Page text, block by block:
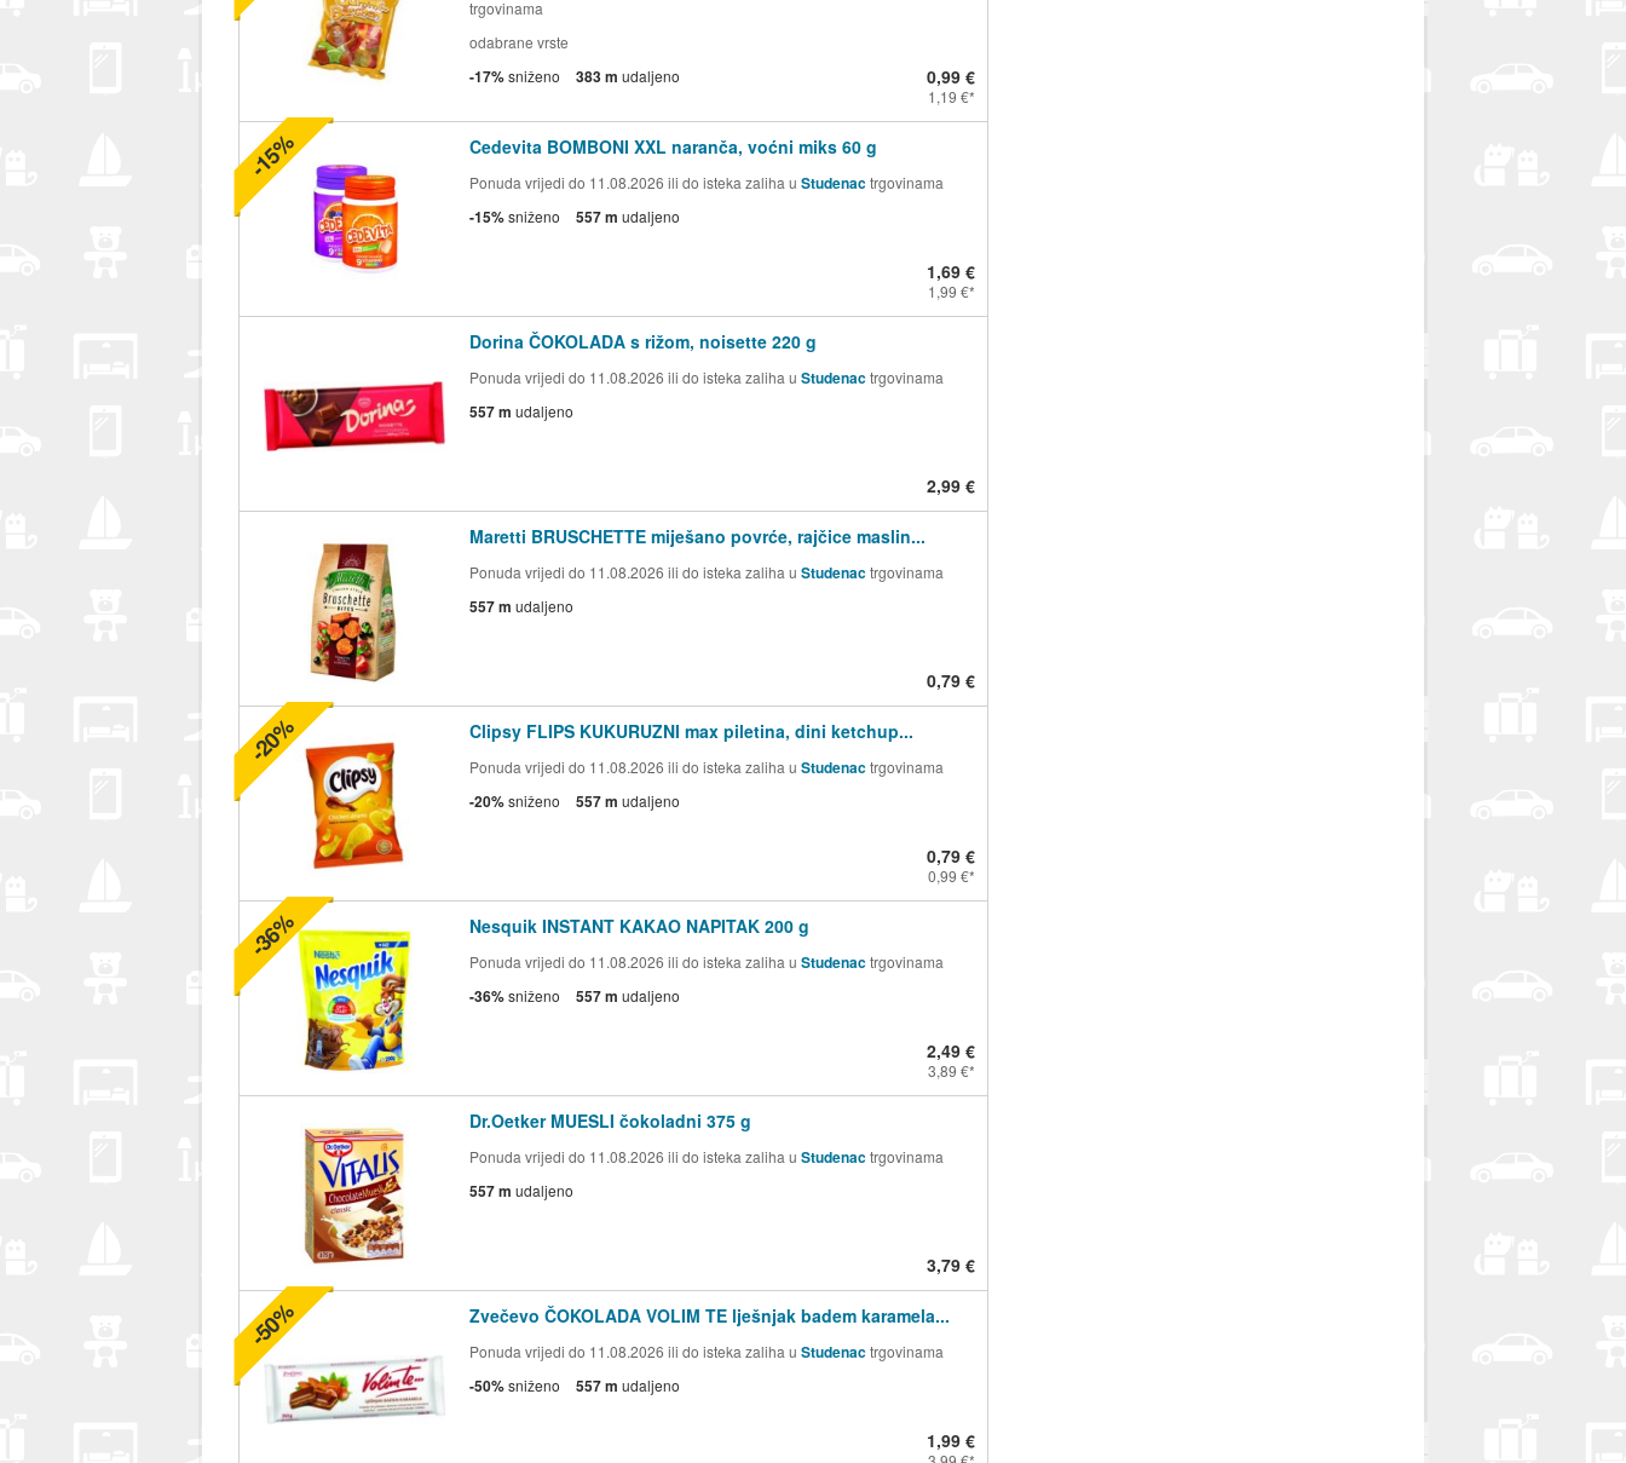
trgovinama
odabrane vrste
-17%sniženo 383 m udaljeno 0,99 €
1,19 €
Cedevita BOMBONI XXL naranča, voćni miks 60 g
Ponuda vrijedi do 11.08.2026 ili do isteka zaliha u Studenactrgovinama
-15%sniženo 557 m udaljeno
1,69 €
1,99 €
-15%
Dorina ČOKOLADA s rižom, noisette 220 g
Ponuda vrijedi do 11.08.2026 ili do isteka zaliha u Studenactrgovinama
557 m udaljeno
2,99 €
Maretti BRUSCHETTE miješano povrće, rajčice maslin...
Ponuda vrijedi do 11.08.2026 ili do isteka zaliha u Studenactrgovinama
557 m udaljeno
0,79 €
Clipsy FLIPS KUKURUZNI max piletina, dini ketchup...
Ponuda vrijedi do 11.08.2026 ili do isteka zaliha u Studenactrgovinama
-20%sniženo 557 m udaljeno
0,79 €
0,99 €
-20%
Nesquik INSTANT KAKAO NAPITAK 200 g
Ponuda vrijedi do 11.08.2026 ili do isteka zaliha u Studenactrgovinama
-36%sniženo 557 m udaljeno
2,49 €
3,89 €
-36%
Dr.Oetker MUESLI čokoladni 375 g
Ponuda vrijedi do 11.08.2026 ili do isteka zaliha u Studenactrgovinama
557 m udaljeno
3,79 €
Zvečevo ČOKOLADA VOLIM TE lješnjak badem karamela...
Ponuda vrijedi do 11.08.2026 ili do isteka zaliha u Studenactrgovinama
-50%sniženo 557 m udaljeno
1,99 €
-50%